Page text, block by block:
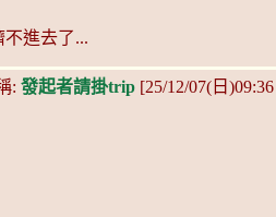
進去了...
: 發起者請掛trip [25/12/07(日